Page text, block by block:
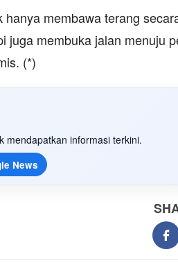
membawa terang
juga membuka jalan menuju
(*)
mendapatkan informasi terkini.
News